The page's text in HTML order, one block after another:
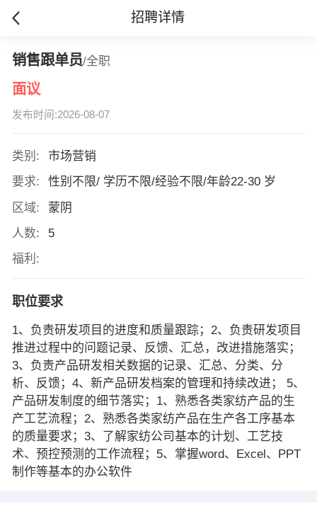
招聘详情
销售跟单员/全职
面议
发布时间:2026-08-07
类别:
市场营销
要求:
性别不限/ 学历不限/经验不限/年龄22-30 岁
区域:
蒙阴
人数:
5
福利:
职位要求
1、负责研发项目的进度和质量跟踪；2、负责研发项目
推进过程中的问题记录、反馈、汇总，改进措施落实；
3、负责产品研发相关数据的记录、汇总、分类、分
析、反馈；4、新产品研发档案的管理和持续改进； 5、
产品研发制度的细节落实；1、熟悉各类家纺产品的生
产工艺流程；2、熟悉各类家纺产品在生产各工序基本
的质量要求；3、了解家纺公司基本的计划、工艺技
术、预控预测的工作流程；5、掌握word、Excel、PPT
制作等基本的办公软件